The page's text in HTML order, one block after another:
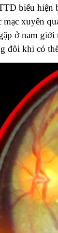
biểu hiện
mạc xuyên
ở nam
đôi khi có